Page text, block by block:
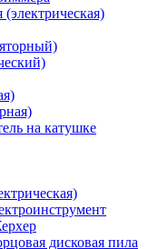
(электрическая)
на катушке
дисковая пила